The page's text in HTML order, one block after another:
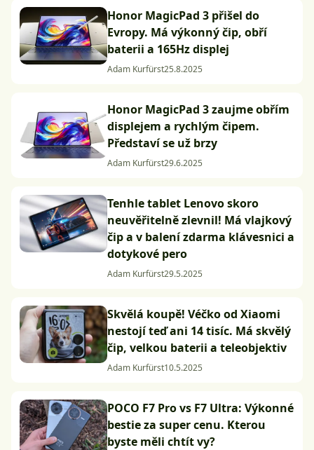
Honor MagicPad 3 přišel do
Evropy. Má výkonný čip, obří
baterii a 165Hz displej
Adam Kurfürst25.8.2025
Honor MagicPad 3 zaujme obřím
displejem a rychlým čipem.
Představí se už brzy
Adam Kurfürst29.6.2025
Tenhle tablet Lenovo skoro
neuvěřitelně zlevnil! Má vlajkový
čip a v balení zdarma klávesnici a
dotykové pero
Adam Kurfürst29.5.2025
Skvělá koupě! Véčko od Xiaomi
nestojí teď ani 14 tisíc. Má skvělý
čip, velkou baterii a teleobjektiv
Adam Kurfürst10.5.2025
POCO F7 Pro vs F7 Ultra: Výkonné
bestie za super cenu. Kterou
byste měli chtít vy?